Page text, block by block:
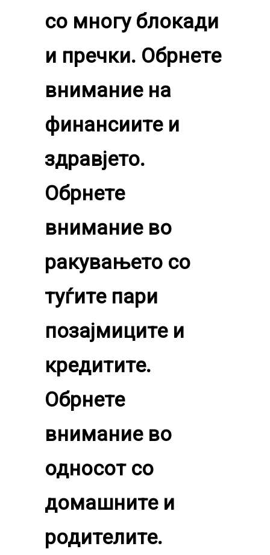
со многу блокади
и пречки. Обрнете
внимание на
финансиите и
здравјето.
Обрнете
внимание во
ракувањето со
туѓите пари
позајмиците и
кредитите.
Обрнете
внимание во
односот со
домашните и
родителите.